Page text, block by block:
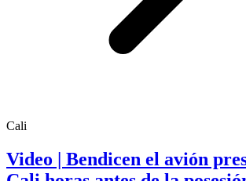
Cali
Video | Bendicen el avión